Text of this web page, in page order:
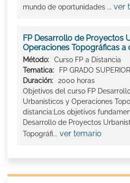
mundo de oportunidades ... ver
FP Desarrollo de Proyectos
Operaciones Topográficas a
Método:
Curso FP a Distancia
Tematica:
FP GRADO
Duración:
2000 horas
Objetivos del curso FP
Urbanísticos y Operaciones
distancia:Los objetivos
Desarrollo de Proyectos
Topográfi... ver temario